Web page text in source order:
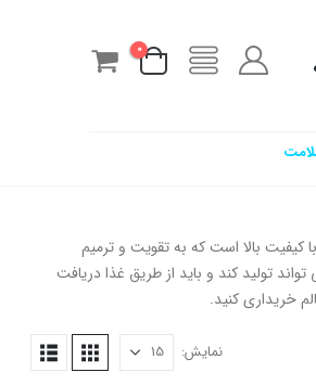
0
با کیفیت بالا است که به تقویت و ترمیم
تولید کند و باید از طریق غذا دریافت
خریداری کنید.
نمایش: